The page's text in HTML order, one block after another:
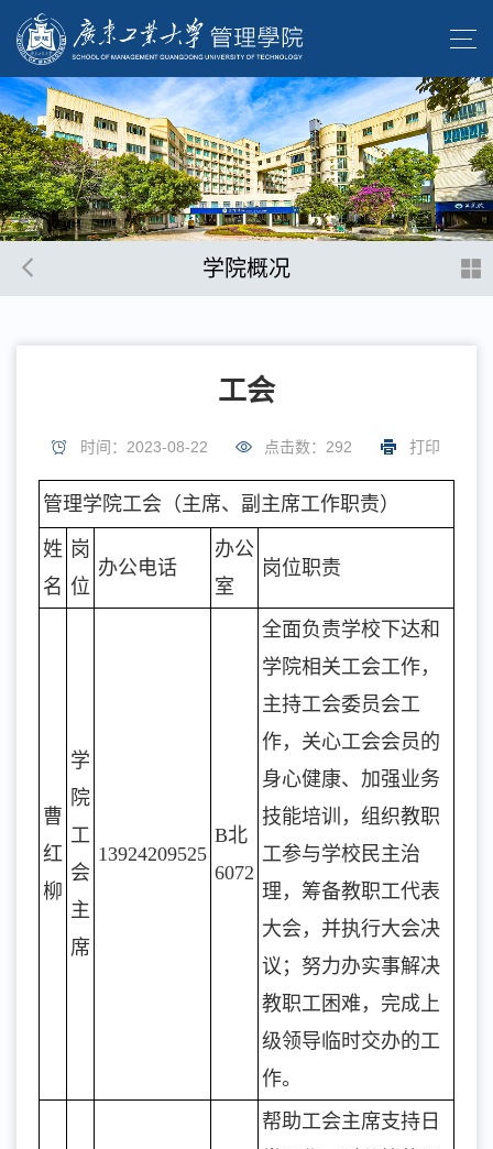
学院概况
工会
时间：2023-08-22 点击数： 292 打印
管理学院工会（主席、副主席工作职责）
姓
名
岗
位
办公电话
办公
室
岗位职责
曹
红
柳
学
院
工
会
主
席
13924209525
B北
6072
全面负责学校下达和
学院相关工会工作，
主持工会委员会工
作，关心工会会员的
身心健康、加强业务
技能培训，组织教职
工参与学校民主治
理，筹备教职工代表
大会，并执行大会决
议；努力办实事解决
教职工困难，完成上
级领导临时交办的工
作。
帮助工会主席支持日